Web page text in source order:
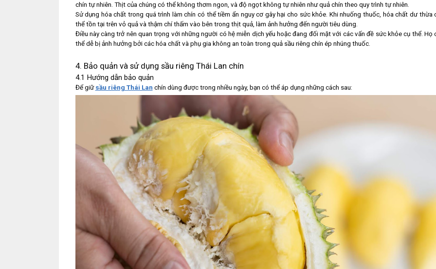
chín tự nhiên. Thịt của chúng có thể không thơm ngon, và độ ngọt không tự nhiên như quả chín theo quy trình tự nhiên.
Sử dụng hóa chất trong quá trình làm chín có thể tiềm ẩn nguy cơ gây hại cho sức khỏe. Khi nhuống thuốc, hóa chất dư thừa
thể tồn tại trên vỏ quả và thậm chí thấm vào bên trong thịt quả, làm ảnh hưởng đến người tiêu dùng.
Điều này càng trở nên quan trọng với những người có hệ miễn dịch yếu hoặc đang đối mặt với các vấn đề sức khỏe cụ thể. Họ
thể dễ bị ảnh hưởng bởi các hóa chất và phụ gia không an toàn trong quả sầu riêng chín ép nhúng thuốc.
4. Bảo quản và sử dụng sầu riêng Thái Lan chín
4.1 Hướng dẫn bảo quản
Để giữ sầu riêng Thái Lan chín dùng được trong nhiều ngày, bạn có thể áp dụng những cách sau: